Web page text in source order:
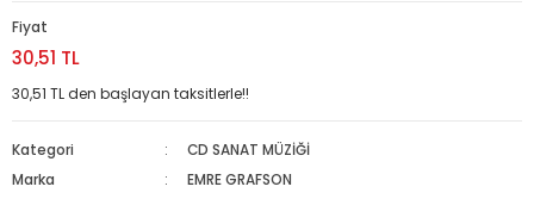
Fiyat
30,51 TL
30,51 TL den başlayan taksitlerle!!
Kategori
CD SANAT MÜZİĞİ
Marka
EMRE GRAFSON